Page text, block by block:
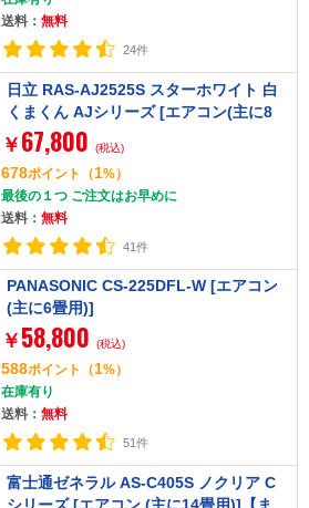
送料： 無料
24件
日立 RAS-AJ2525S スターホワイト 白
くまくん AJシリーズ [エアコン(主に8
畳用)]【まとめ買い対象B】
￥ 67,800 (税込)
678ポイント （1%）
最後の１つ ご注文はお早めに
送料： 無料
41件
PANASONIC CS-225DFL-W [エアコン
(主に6畳用)]
￥ 58,800 (税込)
588ポイント （1%）
在庫有り
送料： 無料
51件
富士通ゼネラル AS-C405S ノクリア C
シリーズ [エアコン (主に14畳用)]【ま